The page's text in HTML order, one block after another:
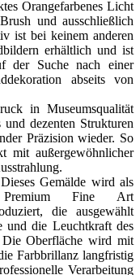
Orangefarbenes Licht
und ausschließlich
ist bei keinem anderen
erhältlich und ist
der Suche nach einer
abseits von
in Museumsqualität
dezenten Strukturen
Präzision wieder. So
mit außergewöhnlicher
Dieses Gemälde wird als
Premium Fine Art
die ausgewählt
und die Leuchtkraft des
Oberfläche wird mit
Farbbrillanz langfristig
Verarbeitung